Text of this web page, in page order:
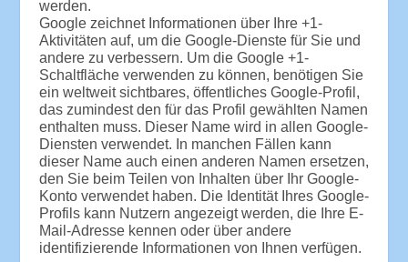
werden.
Google zeichnet Informationen über Ihre +1-
Aktivitäten auf, um die Google-Dienste für Sie und
andere zu verbessern. Um die Google +1-
Schaltfläche verwenden zu können, benötigen Sie
ein weltweit sichtbares, öffentliches Google-Profil,
das zumindest den für das Profil gewählten Namen
enthalten muss. Dieser Name wird in allen Google-
Diensten verwendet. In manchen Fällen kann
dieser Name auch einen anderen Namen ersetzen,
den Sie beim Teilen von Inhalten über Ihr Google-
Konto verwendet haben. Die Identität Ihres Google-
Profils kann Nutzern angezeigt werden, die Ihre E-
Mail-Adresse kennen oder über andere
identifizierende Informationen von Ihnen verfügen.